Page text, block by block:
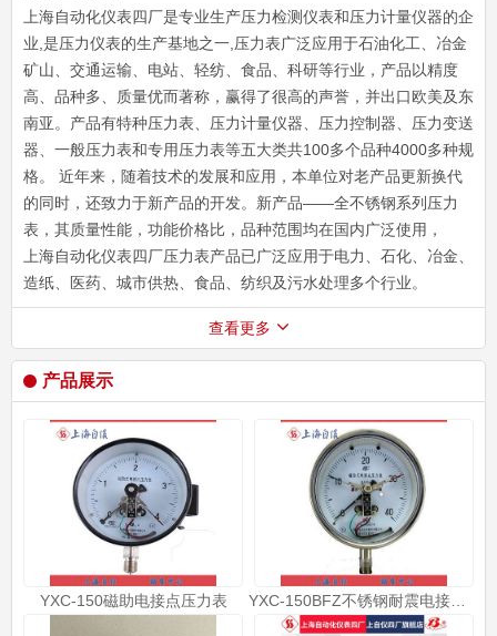
上海自动化仪表四厂是专业生产压力检测仪表和压力计量仪器的企
业,是压力仪表的生产基地之一,压力表广泛应用于石油化工、冶金
矿山、交通运输、电站、轻纺、食品、科研等行业，产品以精度
高、品种多、质量优而著称，赢得了很高的声誉，并出口欧美及东
南亚。产品有特种压力表、压力计量仪器、压力控制器、压力变送
器、一般压力表和专用压力表等五大类共100多个品种4000多种规
格。 近年来，随着技术的发展和应用，本单位对老产品更新换代
的同时，还致力于新产品的开发。新产品——全不锈钢系列压力
表，其质量性能，功能价格比，品种范围均在国内广泛使用，
上海自动化仪表四厂压力表产品已广泛应用于电力、石化、冶金、
造纸、医药、城市供热、食品、纺织及污水处理多个行业。
查看更多
产品展示
YXC-150磁助电接点压力表